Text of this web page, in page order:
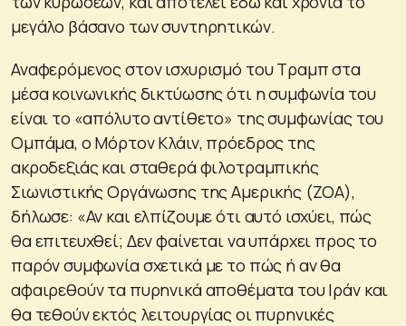
μεγάλο βάσανο των συντηρητικών.
Αναφερόμενος στον ισχυρισμό του Τραμπ στα
μέσα κοινωνικής δικτύωσης ότι η συμφωνία του
είναι το «απόλυτο αντίθετο» της συμφωνίας του
Ομπάμα, ο Μόρτον Κλάιν, πρόεδρος της
ακροδεξιάς και σταθερά φιλοτραμπικής
Σιωνιστικής Οργάνωσης της Αμερικής (ΖΟΑ),
δήλωσε: «Αν και ελπίζουμε ότι αυτό ισχύει, πώς
θα επιτευχθεί; Δεν φαίνεται να υπάρχει προς το
παρόν συμφωνία σχετικά με το πώς ή αν θα
αφαιρεθούν τα πυρηνικά αποθέματα του Ιράν και
θα τεθούν εκτός λειτουργίας οι πυρηνικές